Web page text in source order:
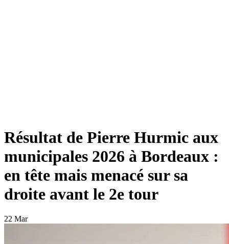
Résultat de Pierre Hurmic aux
municipales 2026 à Bordeaux :
en tête mais menacé sur sa
droite avant le 2e tour
22 Mar